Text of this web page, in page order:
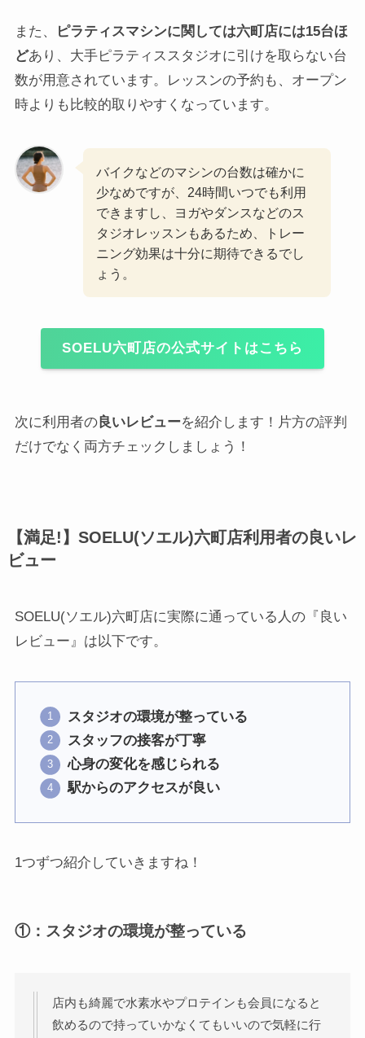
また、
ピラティスマシンに関しては六町店には15台ほ
どあり、大手ピラティススタジオに引けを取らない台
数が用意されています。レッスンの予約も、オープン
時よりも比較的取りやすくなっています。
バイクなどのマシンの台数は確かに
少なめですが、24時間いつでも利用
できますし、ヨガやダンスなどのス
タジオレッスンもあるため、トレー
ニング効果は十分に期待できるでし
ょう。
SOELU六町店の公式サイトはこちら
次に利用者の良いレビューを紹介します！片方の評判
だけでなく両方チェックしましょう！
【満足!】SOELU(ソエル)六町店利用者の良いレ
ビュー
SOELU(ソエル)六町店に実際に通っている人の『良い
レビュー』は以下です。
スタジオの環境が整っている
スタッフの接客が丁寧
心身の変化を感じられる
駅からのアクセスが良い
1つずつ紹介していきますね！
①： スタジオの環境が整っている
店内も綺麗で水素水やプロテインも会員になると
飲めるので持っていかなくてもいいので気軽に行